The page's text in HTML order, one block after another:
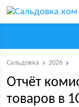
Сальдовка 2026
Отчёт
товаров в